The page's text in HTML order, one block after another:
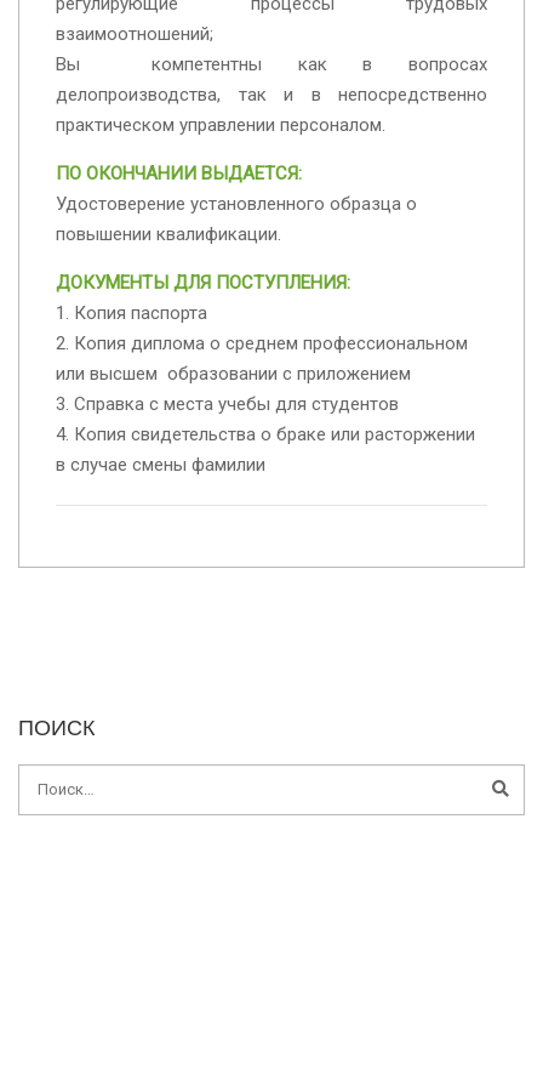
взаимоотношений;
Вы компетентны как в вопросах
делопроизводства, так и в непосредственно
практическом управлении персоналом.
ПО ОКОНЧАНИИ ВЫДАЕТСЯ:
Удостоверение установленного образца о
повышении квалификации.
ДОКУМЕНТЫ ДЛЯ ПОСТУПЛЕНИЯ:
1. Копия паспорта
2. Копия диплома о среднем профессиональном
или высшем образовании с приложением
3. Справка с места учебы для студентов
4. Копия свидетельства о браке или расторжении
в случае смены фамилии
ПОИСК